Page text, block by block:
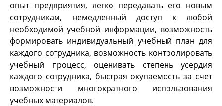
опыт предприятия, легко передавать его новым
сотрудникам, немедленный доступ к любой
необходимой учебной информации, возможность
формировать индивидуальный учебный план для
каждого сотрудника, возможность контролировать
учебный процесс, оценивать степень усердия
каждого сотрудника, быстрая окупаемость за счет
возможности многократного использования
учебных материалов.